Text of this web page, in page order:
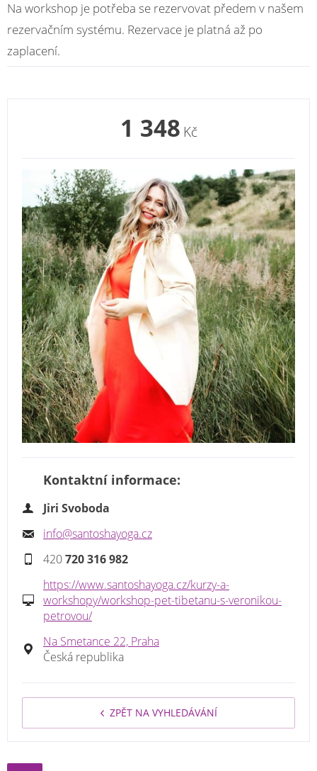
Na workshop je potřeba se rezervovat předem v našem
rezervačním systému. Rezervace je platná až po
zaplacení.
1 348 Kč
Kontaktní informace:
Jiri Svoboda
info@santoshayoga.cz
420720 316 982
https://www.santoshayoga.cz/kurzy-a-
workshopy/workshop-pet-tibetanu-s-veronikou-
petrovou/
Na Smetance 22, Praha
Česká republika
ZPĚT NA VYHLEDÁVÁNÍ